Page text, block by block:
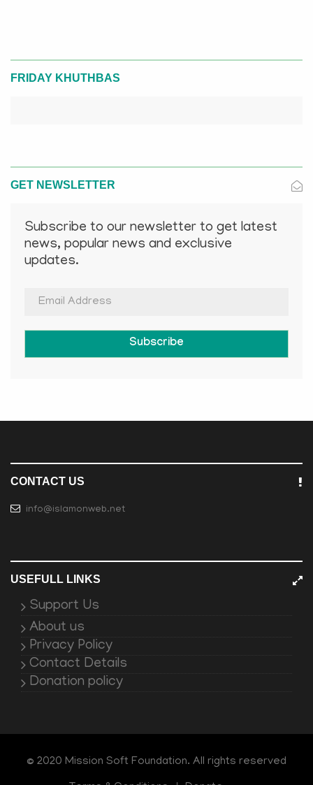
FRIDAY KHUTHBAS
GET NEWSLETTER
Subscribe to our newsletter to get latest
news, popular news and exclusive
updates.
Subscribe
CONTACT US
info@islamonweb.net
USEFULL LINKS
Support Us
About us
Privacy Policy
Contact Details
Donation policy
© 2020 Mission Soft Foundation. All rights reserved